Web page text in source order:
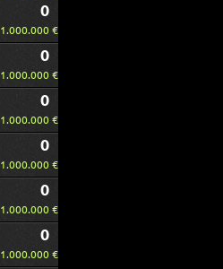
0
1.000.000 €
0
1.000.000 €
0
1.000.000 €
0
1.000.000 €
0
1.000.000 €
0
1.000.000 €